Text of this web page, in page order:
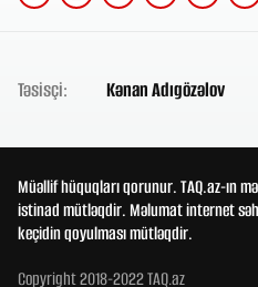
Təsisçi: Kənan Adıgözəlov
Müəllif hüquqları qorunur. TAQ.az-ın
istinad mütləqdir. Məlumat internet
keçidin qoyulması mütləqdir.
Copyright 2018-2022 TAQ.az